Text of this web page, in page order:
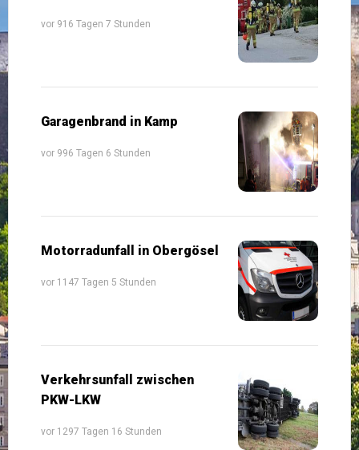
vor 916 Tagen 7 Stunden
Garagenbrand in Kamp
vor 996 Tagen 6 Stunden
Motorradunfall in Obergösel
vor 1147 Tagen 5 Stunden
Verkehrsunfall zwischen
PKW-LKW
vor 1297 Tagen 16 Stunden